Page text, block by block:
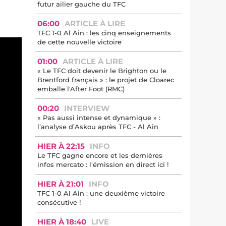
futur ailier gauche du TFC
06:00 ARTICLE À LIRE
TFC 1-0 Al Ain : les cinq enseignements
de cette nouvelle victoire
01:00 ARTICLE À LIRE
« Le TFC doit devenir le Brighton ou le
Brentford français » : le projet de Cloarec
emballe l'After Foot (RMC)
00:20 INTERVIEW
« Pas aussi intense et dynamique » :
l’analyse d’Askou après TFC - Al Ain
HIER À 22:15 INFO
Le TFC gagne encore et les dernières
infos mercato : l'émission en direct ici !
HIER À 21:01 INFO
TFC 1-0 Al Ain : une deuxième victoire
consécutive !
HIER À 18:40 LIVE